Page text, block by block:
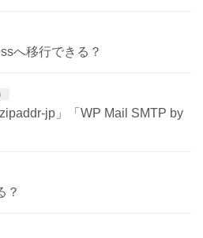
へ移行できる？
jp」「WP Mail SMTP by
？